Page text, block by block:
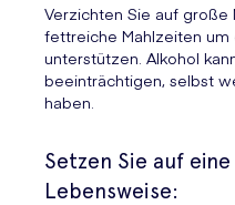
Verzichten Sie auf große
fettreiche Mahlzeiten um
unterstützen. Alkohol
beeinträchtigen, selbst
haben.
Setzen Sie auf
Lebensweise: